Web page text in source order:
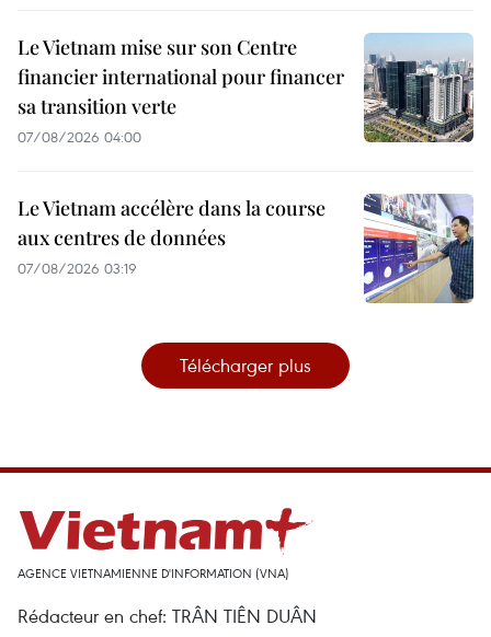
Le Vietnam mise sur son Centre
financier international pour financer
sa transition verte
07/08/2026 04:00
Le Vietnam accélère dans la course
aux centres de données
07/08/2026 03:19
Télécharger plus
AGENCE VIETNAMIENNE D'INFORMATION (VNA)
Rédacteur en chef: TRÂN TIÊN DUÂN